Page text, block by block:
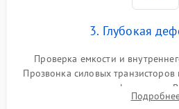
3. Глубокая
Проверка емкости и
Прозвонка силовых
переключения и трансформатора.
конденсаторов и прогаров